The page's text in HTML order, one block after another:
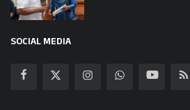
SOCIAL MEDIA